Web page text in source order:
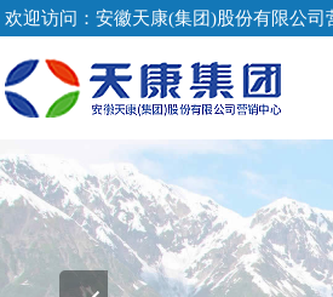
欢迎访问：安徽天康(集团)股份有限公司